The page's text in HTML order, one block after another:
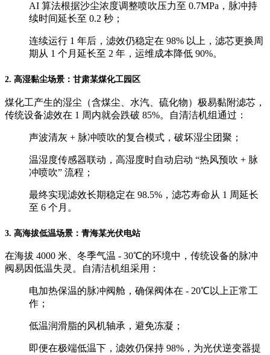
AI 算法根据沙尘浓度调整喷吹压力至 0.7MPa，脉冲持
续时间延长至 0.2 秒；
连续运行 1 年后，滤效仍稳定在 98% 以上，滤芯更换周
期从 1 个月延长至 2 年，运维成本降低 90%。
2. 高湿黏尘场景：甘肃某煤化工园区
煤化工产生的湿尘（含煤尘、水汽、硫化物）极易黏附滤芯，
传统设备滤效在 1 周内就会跌破 85%。自清洁机组通过：
声波清灰 + 脉冲喷吹的复合模式，破坏湿尘团聚；
温湿度传感器联动，高湿度时自动启动 “热风预吹 + 脉
冲喷吹” 流程；
最终实现滤效长期稳定在 98.5%，滤芯寿命从 1 周延长
至 6 个月。
3. 高海拔低温场景：青海某光伏电站
在海拔 4000 米、冬季气温 - 30℃的环境中，传统设备的脉冲
阀易因低温失灵。自清洁机组采用：
电加热保温的脉冲阀舱，确保阀体在 - 20℃以上正常工
作；
低温润滑脂的风机轴承，避免冻凝；
即便在极端低温下，滤效仍保持 98%，为光伏逆变器提